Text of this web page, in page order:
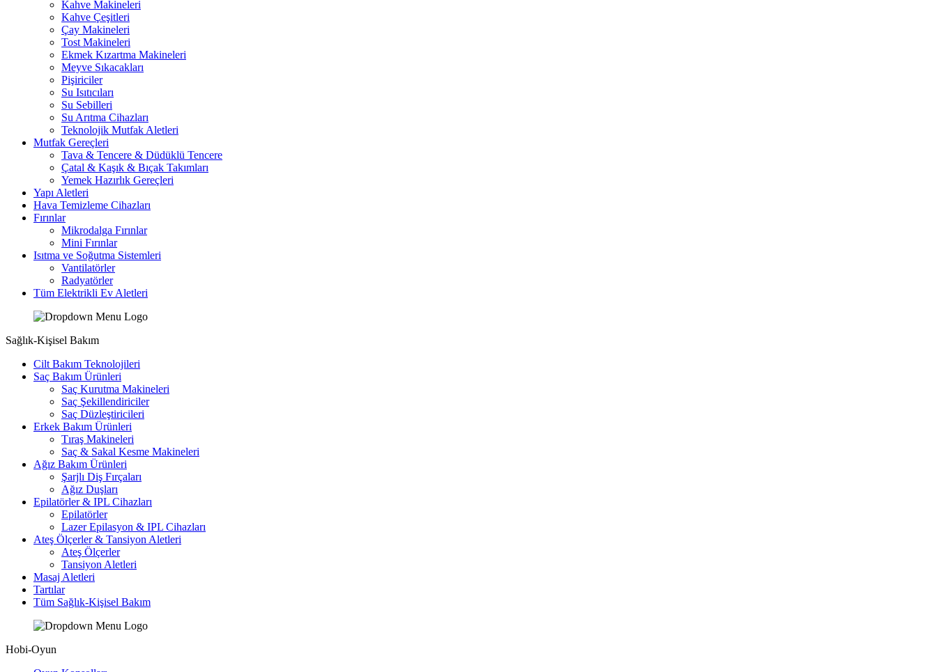
Kahve Makineleri
Kahve Çeşitleri
Çay Makineleri
Tost Makineleri
Ekmek Kızartma Makineleri
Meyve Sıkacakları
Pişiriciler
Su Isıtıcıları
Su Sebilleri
Su Arıtma Cihazları
Teknolojik Mutfak Aletleri
Mutfak Gereçleri
Tava & Tencere & Düdüklü Tencere
Çatal & Kaşık & Bıçak Takımları
Yemek Hazırlık Gereçleri
Yapı Aletleri
Hava Temizleme Cihazları
Fırınlar
Mikrodalga Fırınlar
Mini Fırınlar
Isıtma ve Soğutma Sistemleri
Vantilatörler
Radyatörler
Tüm Elektrikli Ev Aletleri
Sağlık-Kişisel Bakım
Cilt Bakım Teknolojileri
Saç Bakım Ürünleri
Saç Kurutma Makineleri
Saç Şekillendiriciler
Saç Düzleştiricileri
Erkek Bakım Ürünleri
Tıraş Makineleri
Saç & Sakal Kesme Makineleri
Ağız Bakım Ürünleri
Şarjlı Diş Fırçaları
Ağız Duşları
Epilatörler & IPL Cihazları
Epilatörler
Lazer Epilasyon & IPL Cihazları
Ateş Ölçerler & Tansiyon Aletleri
Ateş Ölçerler
Tansiyon Aletleri
Masaj Aletleri
Tartılar
Tüm Sağlık-Kişisel Bakım
Hobi-Oyun